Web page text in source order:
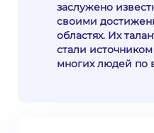
заслужено
своими
областях. Их
стали
многих людей по